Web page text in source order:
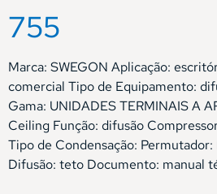
755
Marca: SWEGON Aplicação:
comercial Tipo de Equipamento:
Gama: UNIDADES TERMINAIS A
Ceiling Função: difusão
Tipo de Condensação:
Difusão: teto Documento: manual